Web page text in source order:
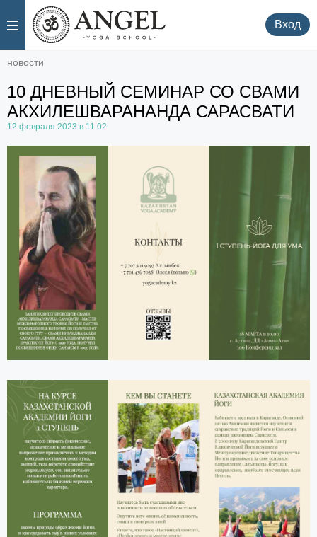
. Вход
новости
10 ДНЕВНЫЙ СЕМИНАР СО СВАМИ
АКХИЛЕШВАРАНАНДА САРАСВАТИ
12 февраля 2023 в 11:02